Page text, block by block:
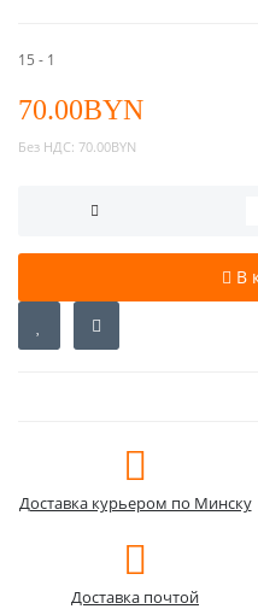
15 - 1
70.00BYN
Без НДС: 70.00BYN
В
Доставка курьером по Минску
Доставка почтой